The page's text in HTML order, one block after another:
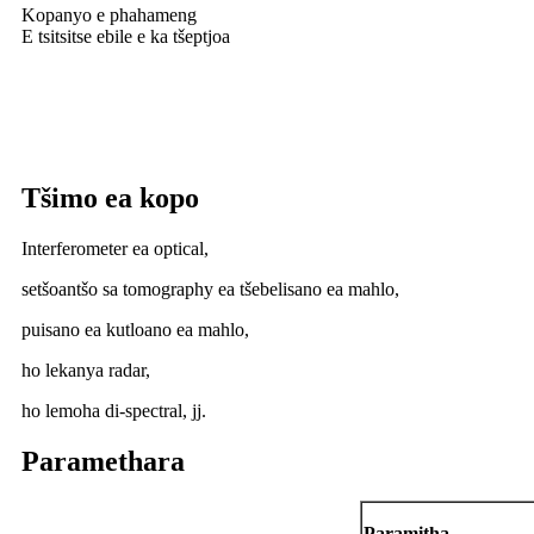
Kopanyo e phahameng
E tsitsitse ebile e ka tšeptjoa
Tšimo ea kopo
Interferometer ea optical,
setšoantšo sa tomography ea tšebelisano ea mahlo,
puisano ea kutloano ea mahlo,
ho lekanya radar,
ho lemoha di-spectral, jj.
Paramethara